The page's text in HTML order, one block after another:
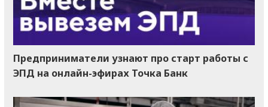
Предприниматели узнают про старт работы с
ЭПД на онлайн-эфирах Точка Банк